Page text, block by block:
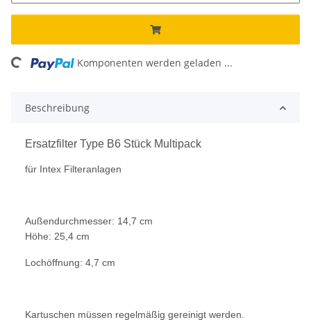
Komponenten werden geladen ...
Beschreibung
Ersatzfilter Type B6 Stück Multipack
für Intex Filteranlagen
Außendurchmesser: 14,7 cm
Höhe: 25,4 cm
Lochöffnung: 4,7 cm
Kartuschen müssen regelmäßig gereinigt werden.